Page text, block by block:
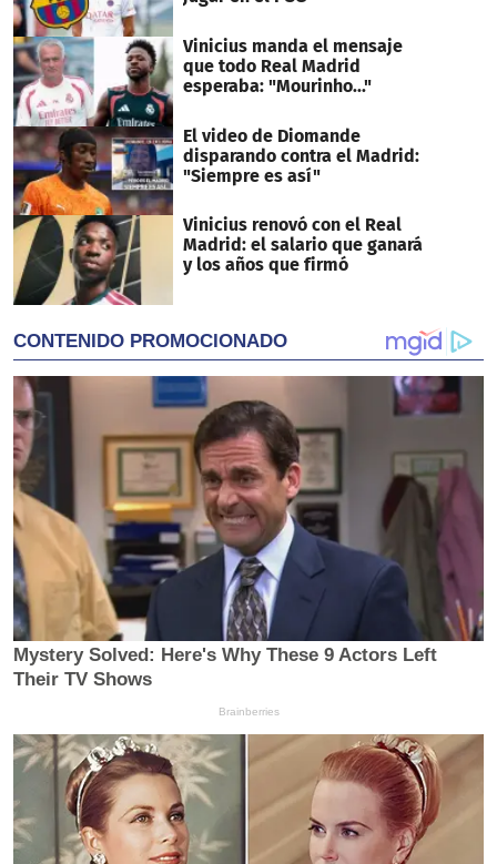
Vinicius manda el mensaje
que todo Real Madrid
esperaba: "Mourinho..."
El video de Diomande
disparando contra el Madrid:
"Siempre es así"
Vinicius renovó con el Real
Madrid: el salario que ganará
y los años que firmó